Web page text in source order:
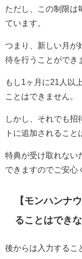
ただし、この制限は
ています。
つまり、新しい月が
待を行うことができ
もし1ヶ月に21人以
ことはできません。
しかし、それでも招
トに追加されること
特典が受け取れない
できますのでご安心
【モンハンナ
ることはでき
後からは入力するこ